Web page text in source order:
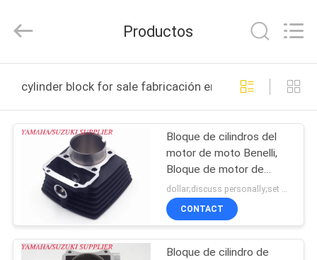
PRODUCTOS
SOBRE
NOSOTROS
VIAJE
Rights
by
Productos
cylinder block for sale fabricación en línea
Bloque de cilindros del
motor de moto Benelli,
Bloque de motor de
moto Tx200 original
dollar;discuss personally;set MOQ:Negociación
CONTACT
Bloque de cilindro de